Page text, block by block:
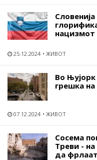
нацизмот
25.12.2024 ЖИВОТ
Во
грешка
07.12.2024 ЖИВОТ
Сосема
Треви -
да